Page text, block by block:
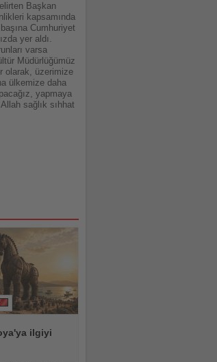
Başkan
kapsamında
Cumhuriyet
yer aldı.
varsa
Müdürlüğümüz
olarak, üzerimize
ülkemize daha
yapmaya
sağlık sıhhat
ilgiyi